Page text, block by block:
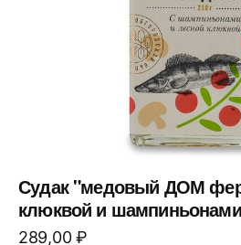
Судак "медовый ДОМ
клюквой и
289,00₽